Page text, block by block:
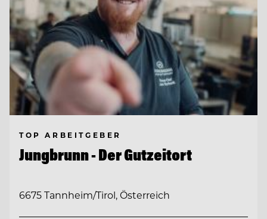
TOP ARBEITGEBER
Jungbrunn - Der Gutzeitort
6675 Tannheim/Tirol, Österreich